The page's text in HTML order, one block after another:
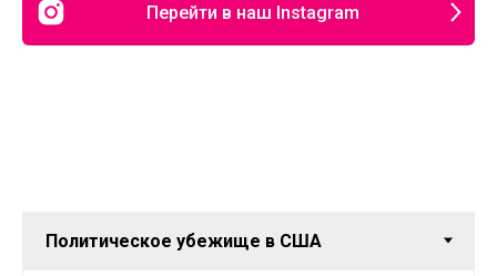
Перейти в наш Instagram